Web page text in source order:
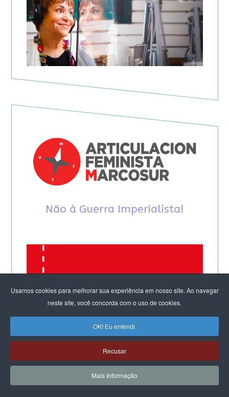
Usamos cookies para melhorar sua experiência em nosso site. Ao navegar
neste site, você concorda com o uso de cookies.
OK! Eu entendi.
Recusar
Mais Informação
Não à Guerra Imperialista!